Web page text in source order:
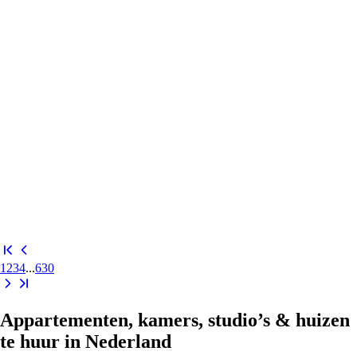
1 234...630
Appartementen, kamers, studio’s & huizen
te huur in Nederland